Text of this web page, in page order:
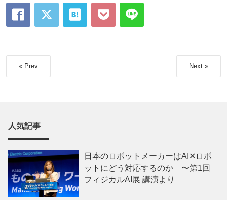
« Prev Next »
人気記事
日本のロボットメーカーはAI✕ロボ
ットにどう対応するのか 〜第1回
フィジカルAI展 講演より